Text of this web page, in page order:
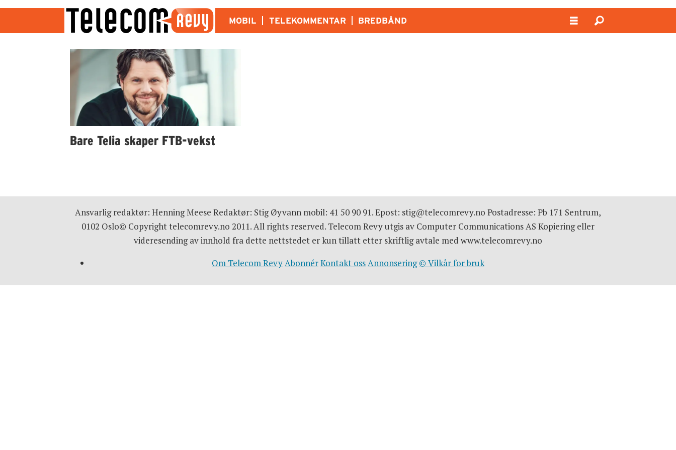
MOBIL TELEKOMMENTAR BREDBÅND
Bare Telia skaper FTB-vekst
Ansvarlig redaktør: Henning Meese Redaktør: Stig Øyvann mobil: 41 50 90 91. Epost: stig@telecomrevy.no Postadresse: Pb 171 Sentrum,
0102 Oslo© Copyright telecomrevy.no 2011. All rights reserved. Telecom Revy utgis av Computer Communications AS Kopiering eller
videresending av innhold fra dette nettstedet er kun tillatt etter skriftlig avtale med www.telecomrevy.no
Om Telecom RevyAbonnérKontakt ossAnnonsering © Vilkår for bruk